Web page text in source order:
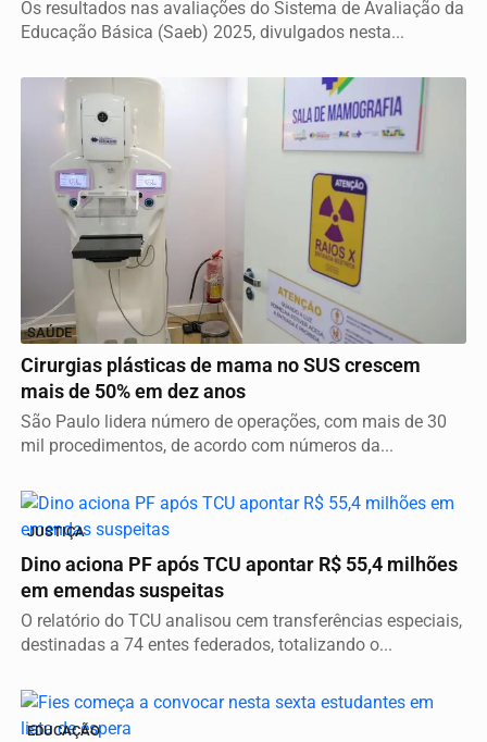
Os resultados nas avaliações do Sistema de Avaliação da
Educação Básica (Saeb) 2025, divulgados nesta...
SAÚDE
Cirurgias plásticas de mama no SUS crescem
mais de 50% em dez anos
São Paulo lidera número de operações, com mais de 30
mil procedimentos, de acordo com números da...
JUSTIÇA
Dino aciona PF após TCU apontar R$ 55,4 milhões
em emendas suspeitas
O relatório do TCU analisou cem transferências especiais,
destinadas a 74 entes federados, totalizando o...
EDUCAÇÃO